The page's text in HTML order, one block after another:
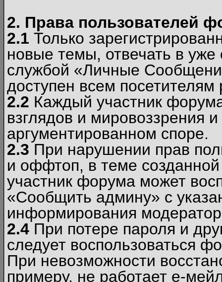
2. Права пользователей
2.1 Только
новые темы, отвечать в
службой «Личные
доступен всем посетителям
2.2 Каждый участник
взглядов и мировоззрения
аргументированном споре.
2.3 При нарушении прав
и оффтоп, в теме
участник форума может
«Сообщить админу» с
информирования
2.4 При потере пароля и
следует воспользоваться
При невозможности
примеру, не работает е-